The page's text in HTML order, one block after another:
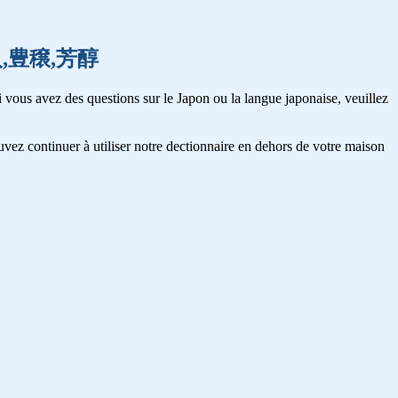
豊穣,芳醇
avez des questions sur le Japon ou la langue japonaise, veuillez
continuer à utiliser notre dectionnaire en dehors de votre maison